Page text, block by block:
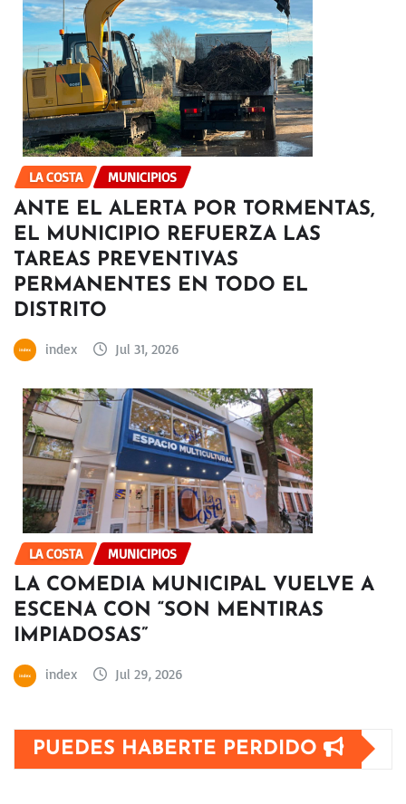
LA COSTA MUNICIPIOS
ANTE EL ALERTA POR TORMENTAS,
EL MUNICIPIO REFUERZA LAS
TAREAS PREVENTIVAS
PERMANENTES EN TODO EL
DISTRITO
index Jul 31, 2026
LA COSTA MUNICIPIOS
LA COMEDIA MUNICIPAL VUELVE A
ESCENA CON “SON MENTIRAS
IMPIADOSAS”
index Jul 29, 2026
PUEDES HABERTE PERDIDO